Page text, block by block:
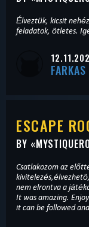
Élveztük, kicsit
feladatok, ötletes.
FARKAS
ESCAPE
BY «
Csatlakozom az
nem elrontva a
It was amazing.
it can be followed